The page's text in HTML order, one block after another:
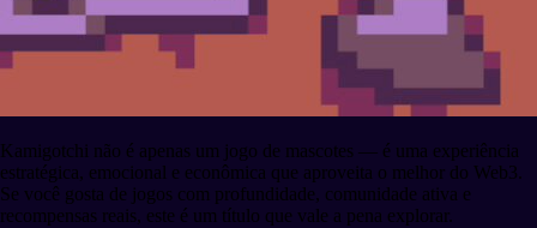
Kamigotchi não é apenas um jogo de mascotes — é uma experiência
estratégica, emocional e econômica que aproveita o melhor do Web3.
Se você gosta de jogos com profundidade, comunidade ativa e
recompensas reais, este é um título que vale a pena explorar.